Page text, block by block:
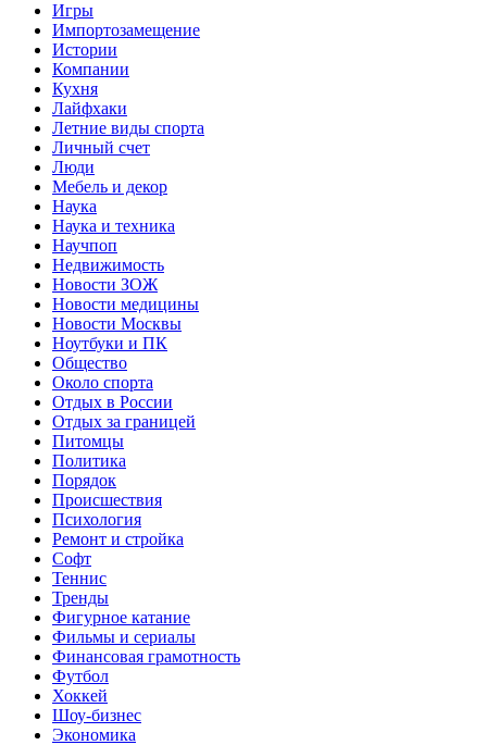
Игры
Импортозамещение
Истории
Компании
Кухня
Лайфхаки
Летние виды спорта
Личный счет
Люди
Мебель и декор
Наука
Наука и техника
Научпоп
Недвижимость
Новости ЗОЖ
Новости медицины
Новости Москвы
Ноутбуки и ПК
Общество
Около спорта
Отдых в России
Отдых за границей
Питомцы
Политика
Порядок
Происшествия
Психология
Ремонт и стройка
Софт
Теннис
Тренды
Фигурное катание
Фильмы и сериалы
Финансовая грамотность
Футбол
Хоккей
Шоу-бизнес
Экономика